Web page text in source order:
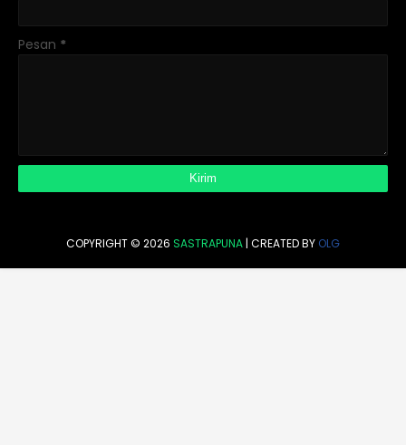
Pesan *
COPYRIGHT © 2026 SASTRAPUNA | CREATED BY OLG